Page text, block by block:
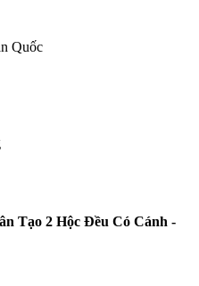
Tạo 2 Hộc Đều Có Cánh -